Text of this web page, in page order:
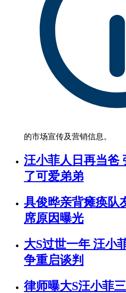
的市场宣传及营销信息。
汪小菲人日再当爸
了可爱弟弟
具俊晔亲背瘫痪队
席原因曝光
大S过世一年 汪小
争重启谈判
律师曝大S汪小菲